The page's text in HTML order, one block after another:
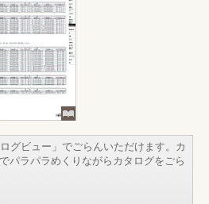
グビュー」でごらんいただけます。カ
パラパラめくりながらカタログをごら